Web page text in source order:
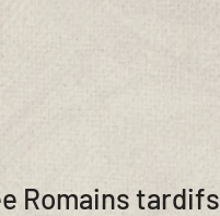
Romains tardifs